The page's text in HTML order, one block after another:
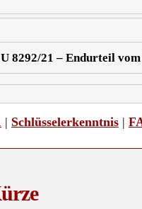
8292/21 – Endurteil vom
| Schlüsselerkenntnis |